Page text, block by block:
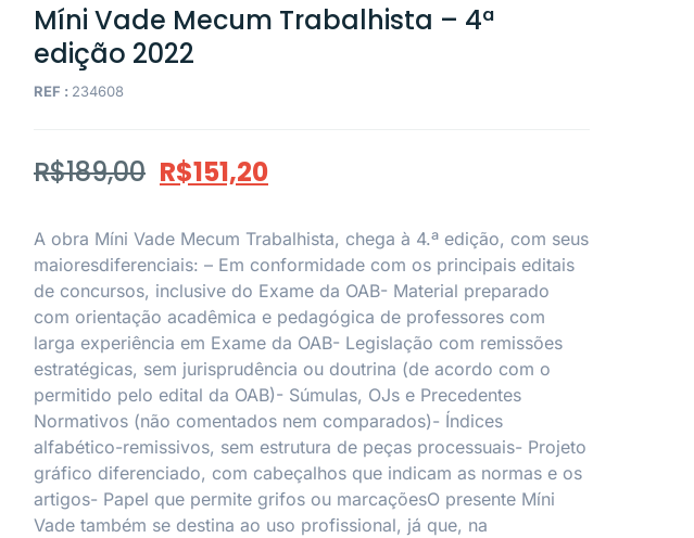
Míni Vade Mecum Trabalhista – 4ª
edição 2022
REF : 234608
R$189,00 R$151,20
A obra Míni Vade Mecum Trabalhista, chega à 4.ª edição, com seus
maioresdiferenciais: – Em conformidade com os principais editais
de concursos, inclusive do Exame da OAB- Material preparado
com orientação acadêmica e pedagógica de professores com
larga experiência em Exame da OAB- Legislação com remissões
estratégicas, sem jurisprudência ou doutrina (de acordo com o
permitido pelo edital da OAB)- Súmulas, OJs e Precedentes
Normativos (não comentados nem comparados)- Índices
alfabético-remissivos, sem estrutura de peças processuais- Projeto
gráfico diferenciado, com cabeçalhos que indicam as normas e os
artigos- Papel que permite grifos ou marcaçõesO presente Míni
Vade também se destina ao uso profissional, já que, na